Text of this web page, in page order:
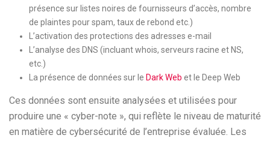
présence sur listes noires de fournisseurs d’accès, nombre
de plaintes pour spam, taux de rebond etc.)
L’activation des protections des adresses e-mail
L’analyse des DNS (incluant whois, serveurs racine et NS,
etc.)
La présence de données sur le Dark Web et le Deep Web
Ces données sont ensuite analysées et utilisées pour
produire une « cyber-note », qui reflète le niveau de maturité
en matière de cybersécurité de l’entreprise évaluée. Les